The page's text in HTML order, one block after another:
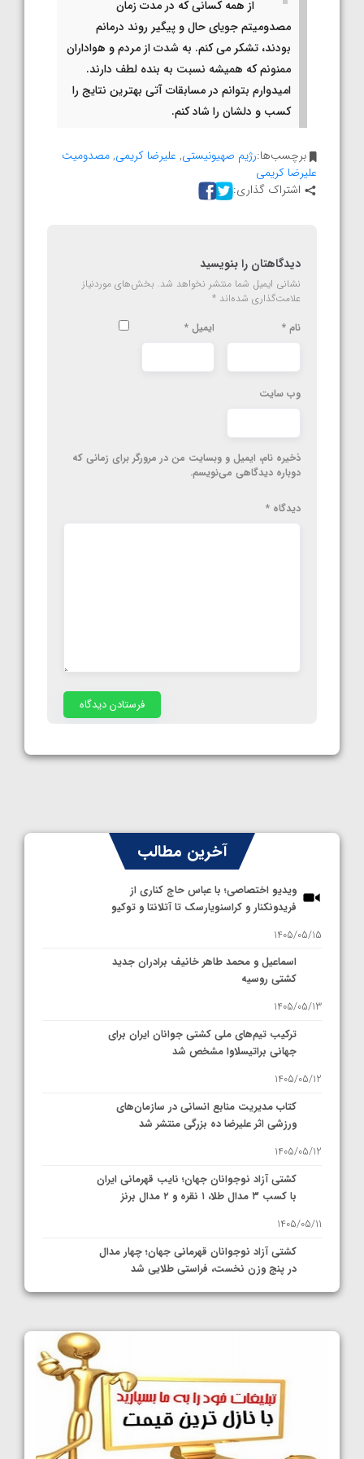
از همه کسانی که در مدت زمان
مصدومیتم جویای حال و پیگیر روند درمانم
بودند، تشکر می کنم. به شدت از مردم و هواداران
ممنونم که همیشه نسبت به بنده لطف دارند.
امیدوارم بتوانم در مسابقات آتی بهترین نتایج را
کسب و دلشان را شاد کنم.
برچسب‌ها:رژیم صهیونیستی, علیرضا کریمی,مصدومیت
علیرضا کریمی
اشتراک گذاری:
دیدگاهتان را بنویسید
نشانی ایمیل شما منتشر نخواهد شد. بخش‌های موردنیاز
علامت‌گذاری شده‌اند *
نام * ایمیل *
وب‌ سایت
ذخیره نام، ایمیل و وبسایت من در مرورگر برای زمانی که
دوباره دیدگاهی می‌نویسم.
دیدگاه *
آخرین مطالب
ویدیو اختصاصی؛ با عباس حاج کناری از
فریدونکنار و کراسنویارسک تا آتلانتا و توکیو
1405/05/15
اسماعیل و محمد طاهر خانیف برادران جدید
کشتی روسیه
1405/05/13
ترکیب تیم‌های ملی کشتی جوانان ایران برای
جهانی براتیسلاوا مشخص شد
1405/05/12
کتاب مدیریت منابع انسانی در سازمان‌های
ورزشی اثر علیرضا ده بزرگی منتشر شد
1405/05/12
کشتی آزاد نوجوانان جهان؛ نایب قهرمانی ایران
با کسب ۳ مدال طلا، ۱ نقره و ۲ مدال برنز
1405/05/11
کشتی آزاد نوجوانان قهرمانی جهان؛ چهار مدال
در پنج وزن نخست، فراستی طلایی شد
1405/05/11
کشتی آزاد نوجوانان جهان؛ رقبای نمایندگان
ایران مشخص شدند
1405/05/08